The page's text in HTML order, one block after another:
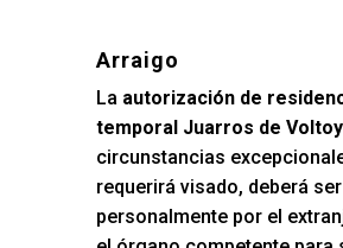
Arraigo
La autorización de
temporal Juarros de
circunstancias
requerirá visado, deberá
personalmente por el